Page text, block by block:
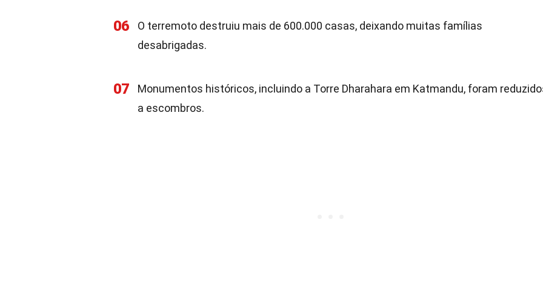
06
O terremoto destruiu mais de 600.000 casas, deixando muitas famílias
desabrigadas.
07
Monumentos históricos, incluindo a Torre Dharahara em Katmandu, foram
a escombros.